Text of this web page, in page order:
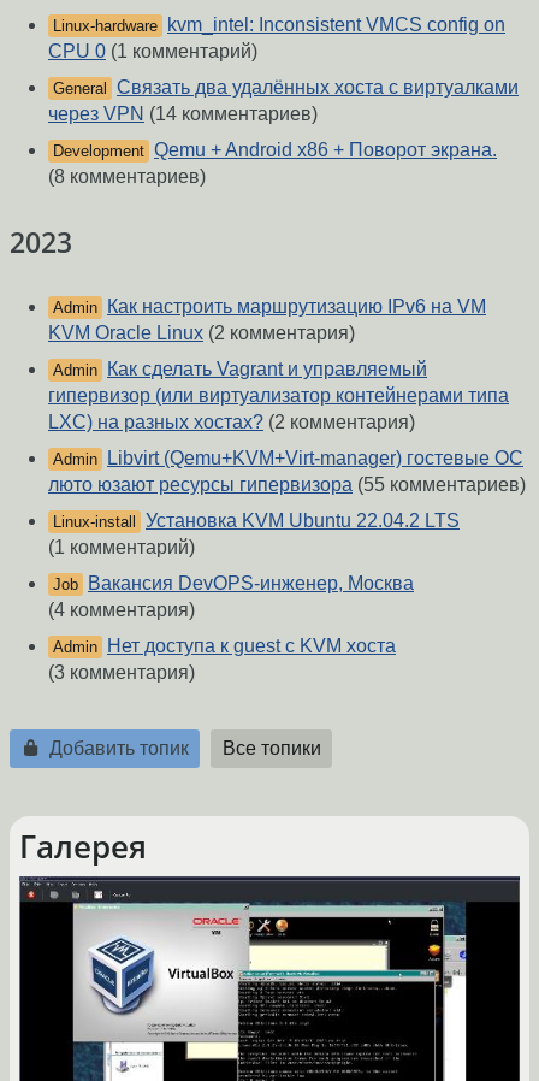
Linux-hardware
kvm_intel: Inconsistent VMCS config on
CPU 0 (1 комментарий)
General Связать два удалённых хоста с виртуалками
через VPN (14 комментариев)
Development Qemu + Android x86 + Поворот экрана.
(8 комментариев)
2023
Admin
Как настроить маршрутизацию IPv6 на VM
KVM Oracle Linux (2 комментария)
Admin
Как сделать Vagrant и управляемый
гипервизор (или виртуализатор контейнерами типа
LXC) на разных хостах? (2 комментария)
Admin
Libvirt (Qemu+KVM+Virt-manager) гостевые ОС
люто юзают ресурсы гипервизора (55 комментариев)
Linux-install
Установка KVM Ubuntu 22.04.2 LTS
(1 комментарий)
Job
Вакансия DevOPS-инженер, Москва
(4 комментария)
Admin
Нет доступа к guest с KVM хоста
(3 комментария)
Добавить топик Все топики
Галерея